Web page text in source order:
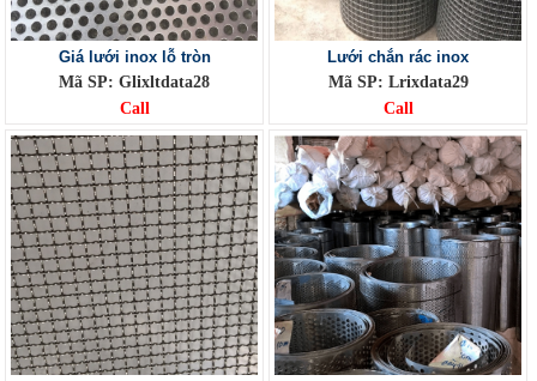
Giá lưới inox lỗ tròn
Mã SP: Glixltdata28
Call
Lưới chắn rác inox
Mã SP: Lrixdata29
Call